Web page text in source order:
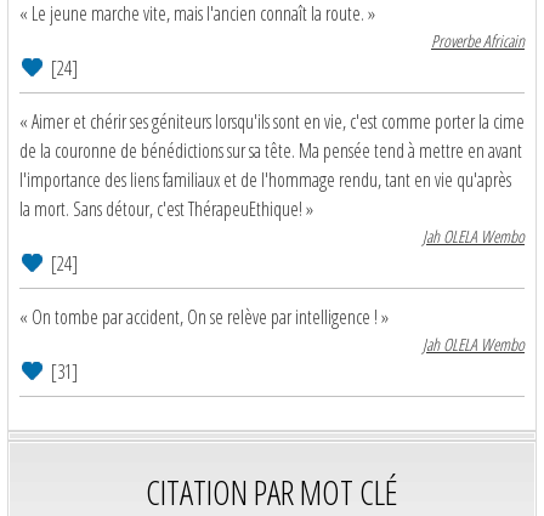
« Le jeune marche vite, mais l'ancien connaît la route. »
Proverbe Africain
[24]
« Aimer et chérir ses géniteurs lorsqu'ils sont en vie, c'est comme porter la cime
de la couronne de bénédictions sur sa tête. Ma pensée tend à mettre en avant
l'importance des liens familiaux et de l'hommage rendu, tant en vie qu'après
la mort. Sans détour, c'est ThérapeuEthique! »
Jah OLELA Wembo
[24]
« On tombe par accident, On se relève par intelligence ! »
Jah OLELA Wembo
[31]
CITATION PAR MOT CLÉ